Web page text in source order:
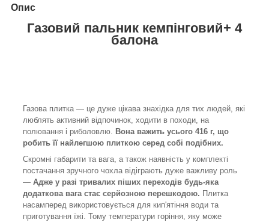
Опис
Газовий пальник кемпінговий+ 4
балона
Газова плитка — це дуже цікава знахідка для тих людей, які
люблять активний відпочинок, ходити в походи, на
полювання і риболовлю. Вона важить усього 416 г, що
робить її найлегшою плиткою серед собі подібних.
Скромні габарити та вага, а також наявність у комплекті
постачання зручного чохла відіграють дуже важливу роль
— Адже у разі тривалих піших переходів будь-яка
додаткова вага стає серйозною перешкодою. Плитка
насамперед використовується для кип'ятіння води та
приготування їжі. Тому температури горіння, яку може